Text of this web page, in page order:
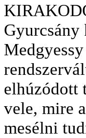
Gyurcsány
elhúzódott
vele, mire
mesélni